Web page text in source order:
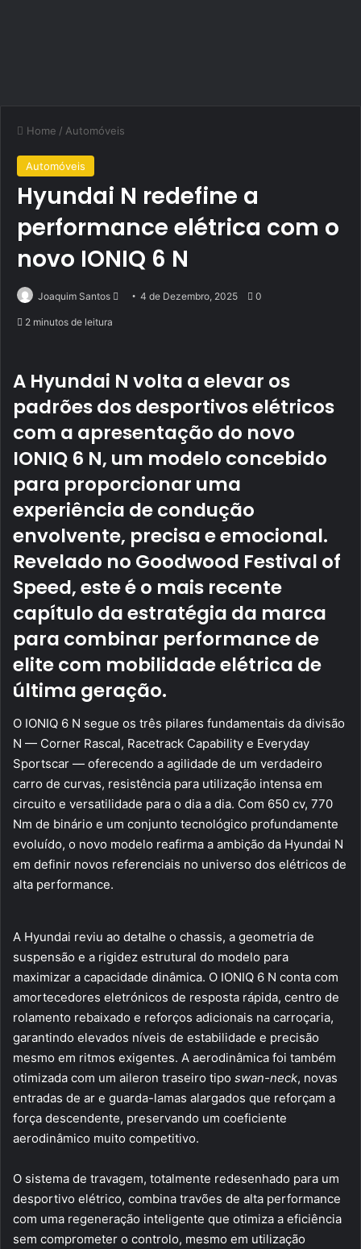
Home / Automóveis
Automóveis
Hyundai N redefine a
performance elétrica com o
novo IONIQ 6 N
Joaquim Santos
Send4 de Dezembro, 2025 0
2 minutos de leitura
A Hyundai N volta a elevar os
padrões dos desportivos elétricos
com a apresentação do novo
IONIQ 6 N, um modelo concebido
para proporcionar uma
experiência de condução
envolvente, precisa e emocional.
Revelado no Goodwood Festival of
Speed, este é o mais recente
capítulo da estratégia da marca
para combinar performance de
elite com mobilidade elétrica de
última geração.
O IONIQ 6 N segue os três pilares fundamentais da divisão
N — Corner Rascal, Racetrack Capability e Everyday
Sportscar — oferecendo a agilidade de um verdadeiro
carro de curvas, resistência para utilização intensa em
circuito e versatilidade para o dia a dia. Com 650 cv, 770
Nm de binário e um conjunto tecnológico profundamente
evoluído, o novo modelo reafirma a ambição da Hyundai N
em definir novos referenciais no universo dos elétricos de
alta performance.
A Hyundai reviu ao detalhe o chassis, a geometria de
suspensão e a rigidez estrutural do modelo para
maximizar a capacidade dinâmica. O IONIQ 6 N conta com
amortecedores eletrónicos de resposta rápida, centro de
rolamento rebaixado e reforços adicionais na carroçaria,
garantindo elevados níveis de estabilidade e precisão
mesmo em ritmos exigentes. A aerodinâmica foi também
otimizada com um aileron traseiro tipo swan-neck, novas
entradas de ar e guarda-lamas alargados que reforçam a
força descendente, preservando um coeficiente
aerodinâmico muito competitivo.
O sistema de travagem, totalmente redesenhado para um
desportivo elétrico, combina travões de alta performance
com uma regeneração inteligente que otimiza a eficiência
sem comprometer o controlo, mesmo em utilização